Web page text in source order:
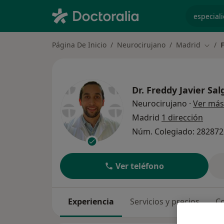
Página De Inicio Neurocirujano Madrid
Dr. Freddy Javier
Neurocirujano · Ver más
Madrid 1 dirección
Núm. Colegiado:
Ver teléfono
Experiencia Servicios y precios